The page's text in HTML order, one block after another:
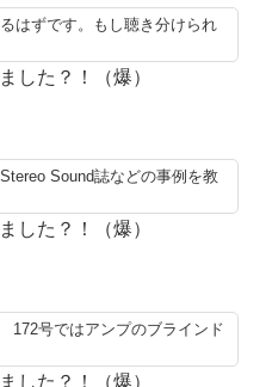
はずです。もし聴き分けられ
した？！（爆）
Sound誌などの事例を教
した？！（爆）
号ではアンプのブラインド
した？！（爆）